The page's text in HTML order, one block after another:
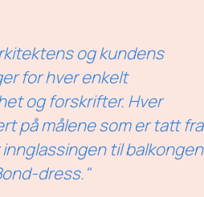
og kundens
for hver enkelt
og forskrifter. Hver
på målene som er tatt fra
til balkongen
dress."